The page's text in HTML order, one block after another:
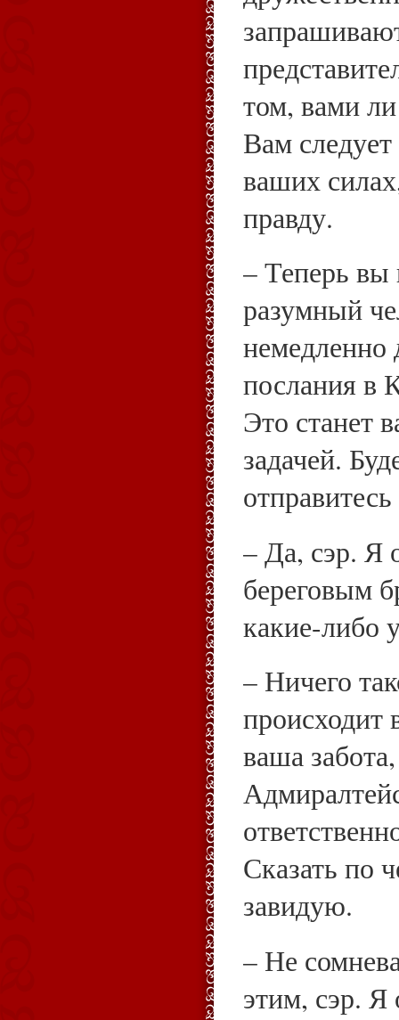
том, вами
Вам следует
ваших
правду.
– Теперь вы
разумный
немедленно
послания в
Это станет
задачей.
– Да, сэр. Я
береговым
какие-либо
– Ничего
происходит
ваша
Сказать по
завидую.
– Не
этим, сэр.